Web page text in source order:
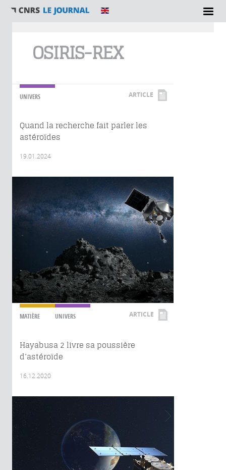
OSIRIS-REX
UNIVERS ARTICLE
Quand la recherche fait parler les
astéroïdes
19.01.2024
MATIÈRE UNIVERS ARTICLE
Hayabusa 2 livre sa poussière
d’astéroïde
16.12.2020